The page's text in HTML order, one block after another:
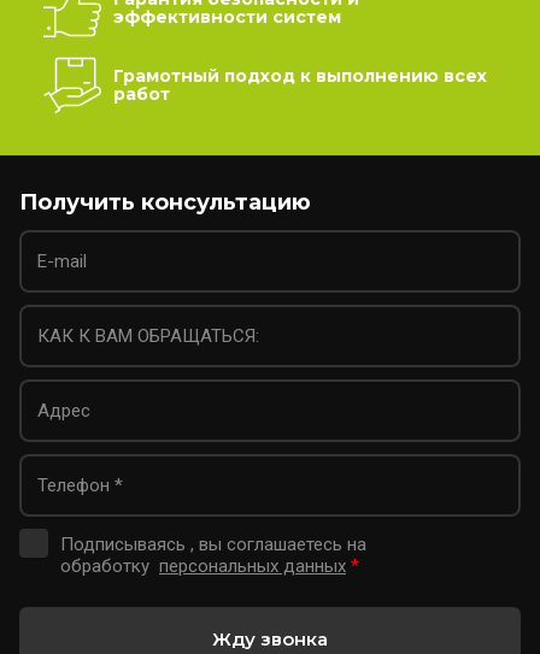
эффективности систем
Грамотный подход к выполнению всех
работ
Получить консультацию
Подписываясь , вы соглашаетесь на
обработку персональных данных *
Жду звонка